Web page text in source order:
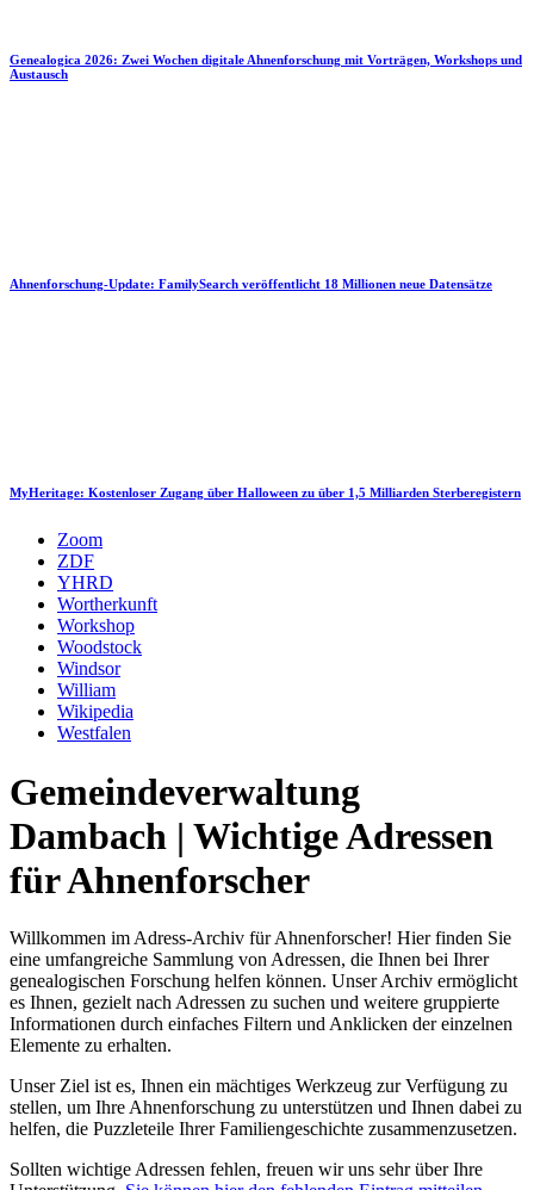
Genealogica 2026: Zwei Wochen digitale Ahnenforschung mit Vorträgen, Workshops und
Austausch
Ahnenforschung-Update: FamilySearch veröffentlicht 18 Millionen neue Datensätze
MyHeritage: Kostenloser Zugang über Halloween zu über 1,5 Milliarden Sterberegistern
Zoom
ZDF
YHRD
Wortherkunft
Workshop
Woodstock
Windsor
William
Wikipedia
Westfalen
Gemeindeverwaltung
Dambach | Wichtige Adressen
für Ahnenforscher
Willkommen im Adress-Archiv für Ahnenforscher! Hier finden Sie
eine umfangreiche Sammlung von Adressen, die Ihnen bei Ihrer
genealogischen Forschung helfen können. Unser Archiv ermöglicht
es Ihnen, gezielt nach Adressen zu suchen und weitere gruppierte
Informationen durch einfaches Filtern und Anklicken der einzelnen
Elemente zu erhalten.
Unser Ziel ist es, Ihnen ein mächtiges Werkzeug zur Verfügung zu
stellen, um Ihre Ahnenforschung zu unterstützen und Ihnen dabei zu
helfen, die Puzzleteile Ihrer Familiengeschichte zusammenzusetzen.
Sollten wichtige Adressen fehlen, freuen wir uns sehr über Ihre